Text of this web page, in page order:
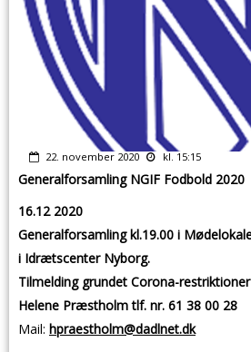
22. november 2020 kl. 15:15
Generalforsamling NGIF Fodbold 2020
16.12 2020
Generalforsamling kl.19.00 i
i Idrætscenter Nyborg.
Tilmelding grundet Corona-
Helene Præstholm tlf. nr. 61 38 00 28
Mail: hpraestholm@dadlnet.dk